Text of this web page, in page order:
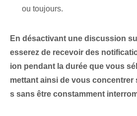
ou toujours.
En désactivant une discussion
esserez de recevoir des
ion pendant la durée que vous
mettant ainsi de vous concentrer
s sans être constamment